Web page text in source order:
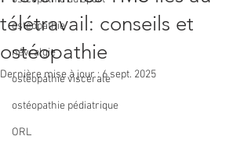
ostéopathie
névralgie
ostéopathie viscérale
ostéopathie pédiatrique
ORL
télétravail: conseils et
ostéopathie
Dernière mise à jour :6 sept. 2025